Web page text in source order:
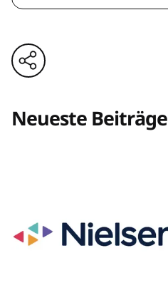
Neueste Beiträge